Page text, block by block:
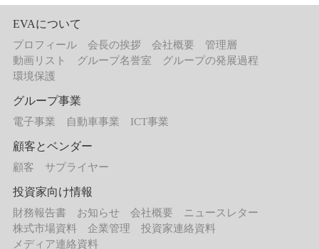
EVAについて
プロフィール 会長の挨拶 会社概要
管理層
動画リスト
グループ名誉室
グループの発展過程
環境保護
グループ事業
電子事業 自動車事業 ICT事業
顧客とベンダー
顧客 サプライヤー
投資家向け情報
財務報告書 お知らせ 会社概要
ニュースレター
株式市場資料
企業管理
投資家連絡資料
メディア連絡資料